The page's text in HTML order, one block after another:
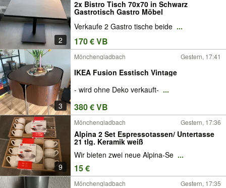
2
2x Bistro Tisch 70x70 in Schwarz
Gastrotisch Gastro Möbel
Verkaufe 2 Gastro tische beide ...
170 € VB
3
Mönchengladbach Gestern, 17:41
IKEA Fusion Esstisch Vintage
- wird ohne Deko verkauft- ...
380 € VB
9
Mönchengladbach Gestern, 17:36
Alpina 2 Set Espressotassen/ Untertasse
21 tlg. Keramik weiß
Wir bieten zwei neue Alpina-Se ...
15 €
Mönchengladbach Gestern, 17:35